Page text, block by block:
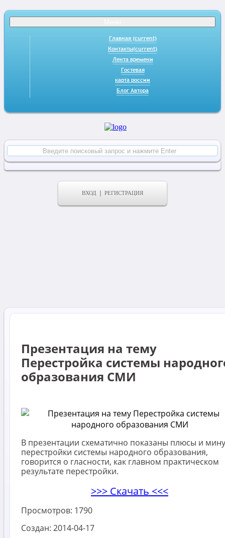
Главная (current)
Контакты(current)
Лента времени
Гостевая
карта россии
Блог Автора
ВХОД РЕГИСТРАЦИЯ
Презентация на тему
Перестройка системы
образования СМИ
В презентации схематично показаны плюсы и
перестройки системы народного образования,
говорится о гласности, как главном практическом
результате перестройки.
>>> Скачать <<<
Просмотров: 1790
Создан: 2014-04-17